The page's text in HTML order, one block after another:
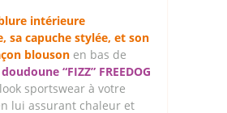
intérieure
sa capuche stylée, et son
blouson en bas de
doudoune “FIZZ” FREEDOG
sportswear à votre
lui assurant chaleur et